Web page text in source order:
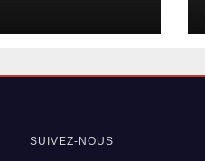
SUIVEZ-NOUS